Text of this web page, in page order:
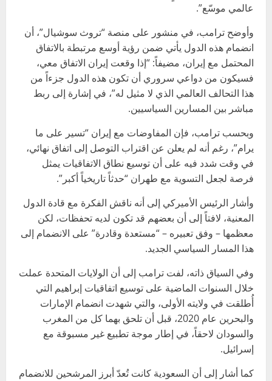
عالمي موسّع”.
وأوضح ترامب، في منشور على منصة “تروث سوشيال”، أن
انضمام هذه الدول يأتي ضمن رؤية أوسع مرتبطة بالاتفاق
المحتمل مع إيران، مضيفاً: “إذا وقعت إيران الاتفاق معي،
فسيكون من دواعي سروري أن تكون هذه الدول جزءاً من
هذا التحالف العالمي الذي لا مثيل له”، في إشارة إلى ربط
مباشر بين المسارين السياسيين.
وبحسب ترامب، فإن المفاوضات مع إيران “تسير على ما
يرام”، رغم أنه لم يعلن عن اقتراب التوصل إلى اتفاق نهائي،
في وقت شدد فيه على أن توسيع نطاق الاتفاقيات يمثل
فرصة لجعل التسوية مع طهران “حدثاً تاريخياً أكبر”.
وأشار الرئيس الأميركي إلى أنه ناقش الفكرة مع قادة الدول
المعنية، لافتاً إلى أن بعضهم قد تكون لديه تحفظات، لكن
معظمها – وفق تعبيره – “مستعدة وقادرة” على الانضمام إلى
هذا المسار السياسي الجديد.
وفي السياق ذاته، لفت ترامب إلى أن الولايات المتحدة عملت
خلال السنوات الماضية على توسيع اتفاقيات إبراهيم التي
أُطلقت في ولايته الأولى، والتي شهدت انضمام الإمارات
والبحرين عام 2020، قبل أن تلحق بهما كل من المغرب
والسودان لاحقاً، في إطار موجة تطبيع غير مسبوقة مع
إسرائيل.
كما أشار إلى أن السعودية كانت تُعدّ أبرز المرشحين للانضمام